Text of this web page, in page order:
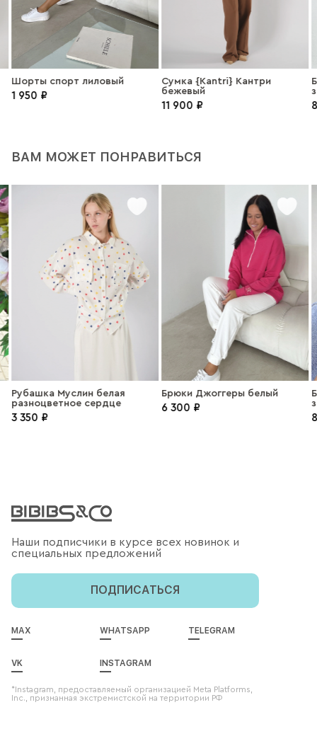
Шорты спорт лиловый
1 950 ₽
Сумка {Kantri} Кантри
бежевый
11 900 ₽
ВАМ МОЖЕТ ПОНРАВИТЬСЯ
Рубашка Mуслин белая
разноцветное сердце
3 350 ₽
Брюки Джоггеры белый
6 300 ₽
Наши подписчики в курсе всех новинок и
специальных предложений
ПОДПИСАТЬСЯ
MAX WHATSAPP TELEGRAM
VK INSTAGRAM
*Instagram, предоставляемый организацией Meta Platforms,
Inc., признанная экстремистской на территории РФ